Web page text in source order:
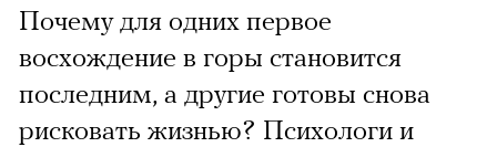
Почему для одних первое
восхождение в горы становится
последним, а другие готовы снова
рисковать жизнью? Психологи и